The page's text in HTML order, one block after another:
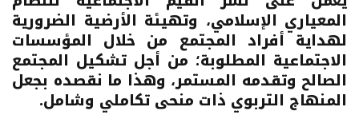
المعياري الإسلامي، وتهيئة الأرضية الضرورية
لهداية أفراد المجتمع من خلال المؤسسات
الاجتماعية المطلوبة؛ من أجل تشكيل المجتمع
الصالح وتقدمه المستمر، وهذا ما نقصده بجعل
المنهاج التربوي ذات منحى تكاملي وشامل.